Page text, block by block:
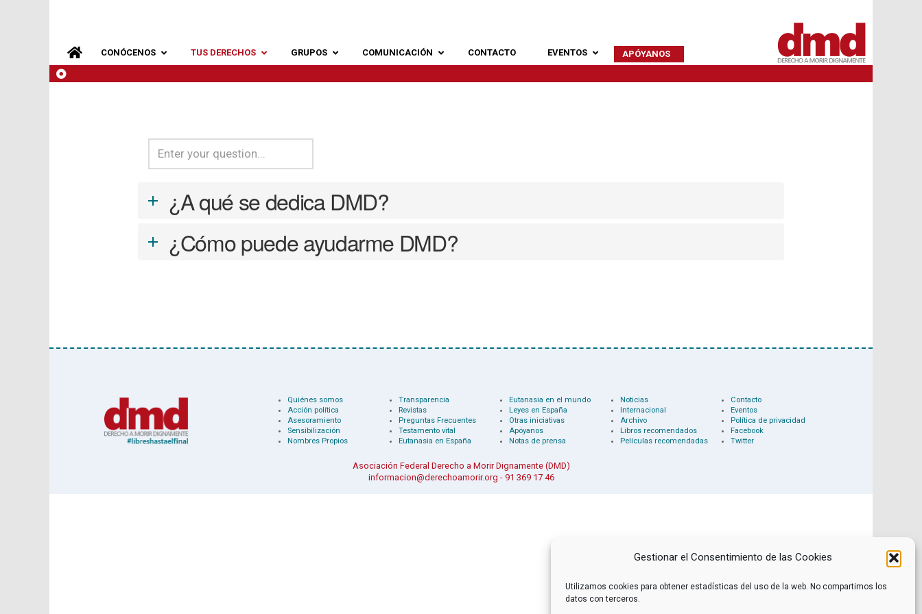
Gestionar el Consentimiento de las Cookies
Utilizamos cookies para obtener estadísticas del uso de la web. No compartimos los
datos con terceros.
CONÓCENOS TUS DERECHOS GRUPOS COMUNICACIÓN CONTACTO EVENTOS APÓYANOS
a ¿A qué se dedica DMD?
a ¿Cómo puede ayudarme DMD?
Quiénes somos
Acción política
Asesoramiento
Sensibilización
Nombres Propios
Transparencia
Revistas
Preguntas Frecuentes
Testamento vital
Eutanasia en España
Eutanasia en el mundo
Leyes en España
Otras iniciativas
Apóyanos
Notas de prensa
Noticias
Internacional
Archivo
Libros recomendados
Películas recomendadas
Contacto
Eventos
Política de privacidad
Facebook
Twitter
Asociación Federal Derecho a Morir Dignamente (DMD)
informacion@derechoamorir.org - 91 369 17 46